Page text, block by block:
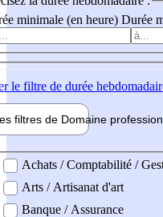
minimale (en heure) Durée
le filtre de durée
filtres de Domaine pro
professionel
Achats / Comptabilité /
Arts / Artisanat d'art
Banque / Assurance